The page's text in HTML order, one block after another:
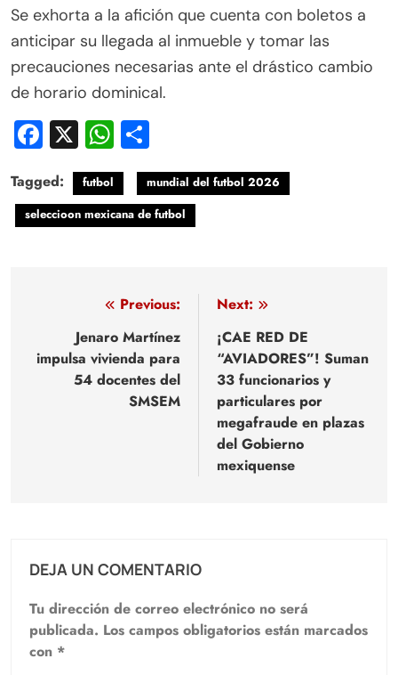
Se exhorta a la afición que cuenta con boletos a
anticipar su llegada al inmueble y tomar las
precauciones necesarias ante el drástico cambio
de horario dominical.
Facebook
X WhatsApp
Tagged: futbol
mundial del futbol 2026
seleccioon mexicana de futbol
Navegación
entradas
Previous:
Jenaro Martínez
impulsa vivienda para
54 docentes del
SMSEM
Next:
¡CAE RED DE
“AVIADORES”! Suman
33 funcionarios y
particulares por
megafraude en plazas
del Gobierno
mexiquense
DEJA UN COMENTARIO
Tu dirección de correo electrónico no será
publicada. Los campos obligatorios están marcados
con *